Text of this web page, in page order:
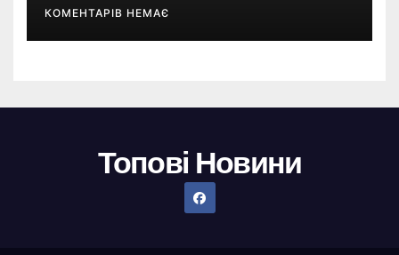
КОМЕНТАРІВ НЕМАЄ
Топові Новини